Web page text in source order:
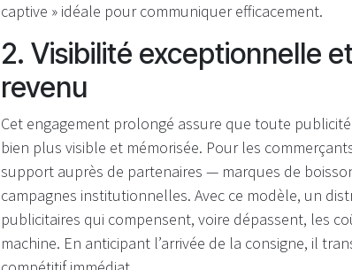
captive » idéale pour communiquer efficacement.
2. Visibilité exceptionnelle
revenu
Cet engagement prolongé assure que toute
bien plus visible et mémorisée. Pour les
support auprès de partenaires — marques de
campagnes institutionnelles. Avec ce modèle, un
publicitaires qui compensent, voire dépassent, les
machine. En anticipant l’arrivée de la consigne, il